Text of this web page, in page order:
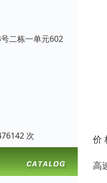
二栋一单元602
次 价
高